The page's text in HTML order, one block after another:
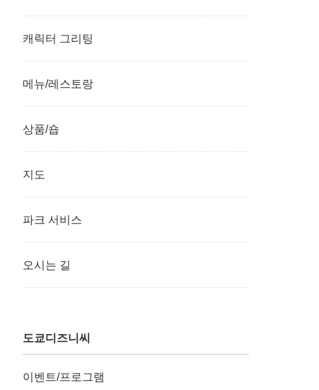
캐릭터 그리팅
메뉴/레스토랑
상품/숍
지도
파크 서비스
오시는 길
도쿄디즈니씨
이벤트/프로그램